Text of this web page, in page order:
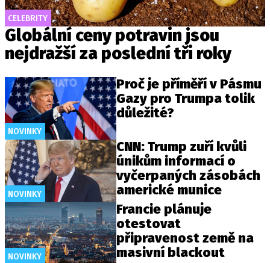
CELEBRITY
Globální ceny potravin jsou
nejdražší za poslední tři roky
NOVINKY
Proč je příměří v Pásmu
Gazy pro Trumpa tolik
důležité?
NOVINKY
CNN: Trump zuří kvůli
únikům informací o
vyčerpaných zásobách
americké munice
NOVINKY
Francie plánuje
otestovat
připravenost země na
masivní blackout